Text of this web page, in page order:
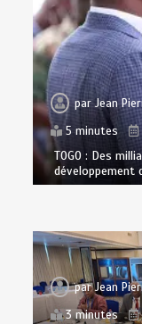
parJean
5 minutes
TOGO : Des
développement
parJean
3 minutes